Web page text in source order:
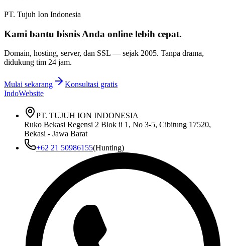
PT. Tujuh Ion Indonesia
Kami bantu bisnis Anda online lebih cepat.
Domain, hosting, server, dan SSL — sejak 2005. Tanpa drama,
didukung tim 24 jam.
Mulai sekarang
Konsultasi gratis
IndoWebsite
PT. TUJUH ION INDONESIA
Ruko Bekasi Regensi 2 Blok ii 1, No 3-5, Cibitung 17520,
Bekasi - Jawa Barat
+62 21 50986155(Hunting)